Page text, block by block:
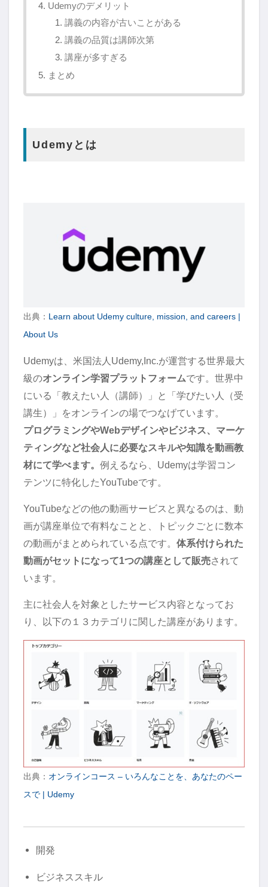
Udemyのデメリット
講義の内容が古いことがある
講義の品質は講師次第
講座が多すぎる
まとめ
Udemyとは
出典：
Learn about Udemy culture, mission, and careers |
About Us
Udemyは、米国法人Udemy,Inc.が運営する世界最大
級のオンライン学習プラットフォームです。世界中
にいる「教えたい人（講師）」と「学びたい人（受
講生）」をオンラインの場でつなげています。
プログラミングやWebデザインやビジネス、マーケ
ティングなど社会人に必要なスキルや知識を動画教
材にて学べます。 例えるなら、Udemyは学習コン
テンツに特化したYouTubeです。
YouTubeなどの他の動画サービスと異なるのは、動
画が講座単位で有料なことと、トピックごとに数本
の動画がまとめられている点です。 体系付けられた
動画がセットになって1つの講座として販売されて
います。
主に社会人を対象としたサービス内容となってお
り、以下の１３カテゴリに関した講座があります。
出典： オンラインコース – いろんなことを、あなたのペー
スで | Udemy
開発
ビジネススキル